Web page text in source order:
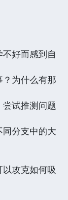
好而感到自
为什么有那
试推测问题
分支中的大
攻克如何吸